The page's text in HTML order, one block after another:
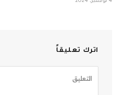
اترك تعليقاً